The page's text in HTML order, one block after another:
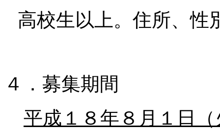
高校生以上。住所、性
４．募集期間
平成１８年８月１日